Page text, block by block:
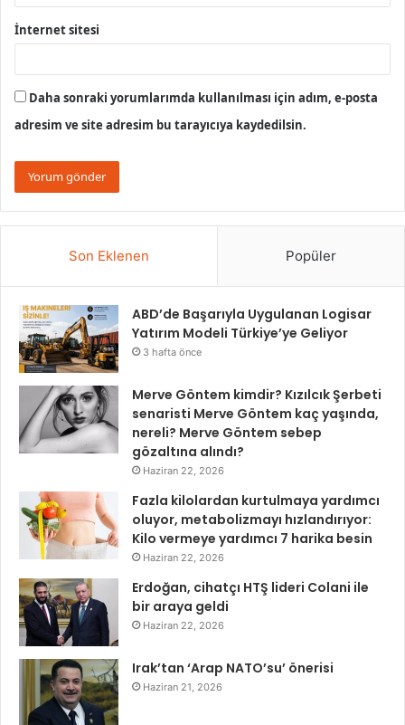
İnternet sitesi
Daha sonraki yorumlarımda kullanılması için adım, e-posta
adresim ve site adresim bu tarayıcıya kaydedilsin.
Son Eklenen Popüler
ABD’de Başarıyla Uygulanan Logisar
Yatırım Modeli Türkiye’ye Geliyor
3 hafta önce
Merve Göntem kimdir? Kızılcık Şerbeti
senaristi Merve Göntem kaç yaşında,
nereli? Merve Göntem sebep
gözaltına alındı?
Haziran 22, 2026
Fazla kilolardan kurtulmaya yardımcı
oluyor, metabolizmayı hızlandırıyor:
Kilo vermeye yardımcı 7 harika besin
Haziran 22, 2026
Erdoğan, cihatçı HTŞ lideri Colani ile
bir araya geldi
Haziran 22, 2026
Irak’tan ‘Arap NATO’su’ önerisi
Haziran 21, 2026